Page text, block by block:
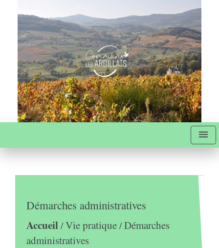
menu
Démarches administratives
Accueil/Vie pratique/Démarches
administratives